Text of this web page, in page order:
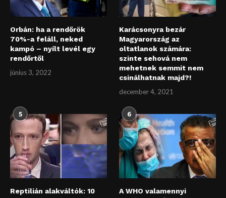
Orbán: ha a rendőrök
70%-a feláll, neked
kampó – nyílt levél egy
rendőrtől
június 3, 2022
Karácsonyra bezár
Magyarország az
oltatlanok számára:
szinte sehová nem
mehetnek semmit nem
csinálhatnak majd?!
december 4, 2021
5
Reptilián alakváltók: 10
6
A WHO valamennyi